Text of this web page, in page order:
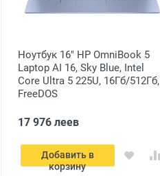
Ноутбук 16" HP OmniBook 5
Laptop AI 16, Sky Blue, Intel
Core Ultra 5 225U, 16Гб/512Гб,
FreeDOS
17 976 леев
Добавить в
корзину